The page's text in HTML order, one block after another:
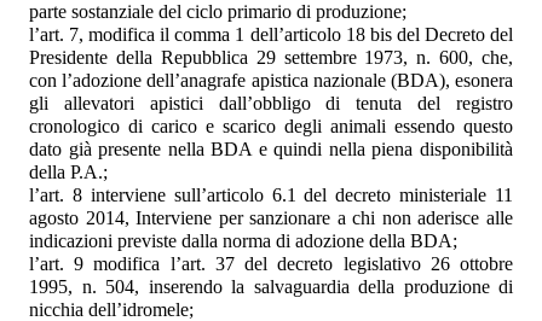
parte sostanziale del ciclo primario di produzione;
l’art. 7, modifica il comma 1 dell’articolo 18 bis del Decreto del
Presidente della Repubblica 29 settembre 1973, n. 600, che,
con l’adozione dell’anagrafe apistica nazionale (BDA), esonera
gli allevatori apistici dall’obbligo di tenuta del registro
cronologico di carico e scarico degli animali essendo questo
dato già presente nella BDA e quindi nella piena disponibilità
della P.A.;
l’art. 8 interviene sull’articolo 6.1 del decreto ministeriale 11
agosto 2014, Interviene per sanzionare a chi non aderisce alle
indicazioni previste dalla norma di adozione della BDA;
l’art. 9 modifica l’art. 37 del decreto legislativo 26 ottobre
1995, n. 504, inserendo la salvaguardia della produzione di
nicchia dell’idromele;